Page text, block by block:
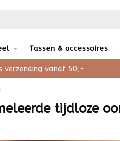
Tassen & accessoires
verzending vanaf 50,-
tijdloze